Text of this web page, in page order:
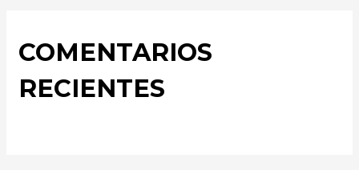
COMENTARIOS
RECIENTES